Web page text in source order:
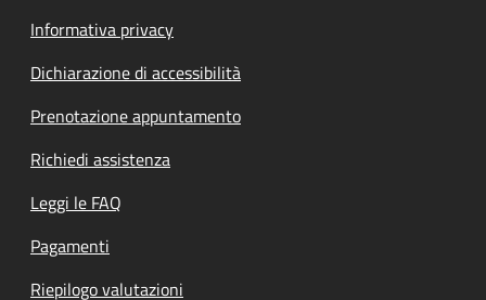
Informativa privacy
Dichiarazione di accessibilità
Prenotazione appuntamento
Richiedi assistenza
Leggi le FAQ
Pagamenti
Riepilogo valutazioni